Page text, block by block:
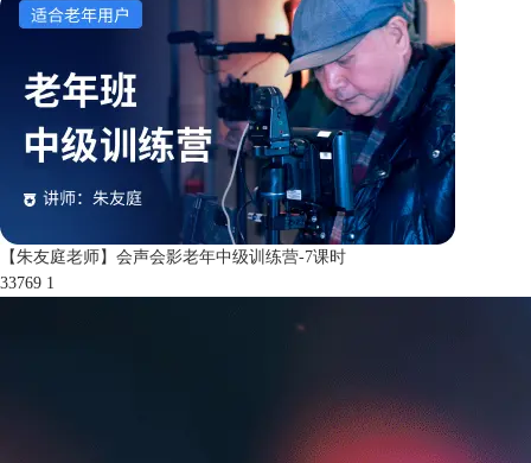
【朱友庭老师】会声会影老年中级训练营-7课时
33769 1